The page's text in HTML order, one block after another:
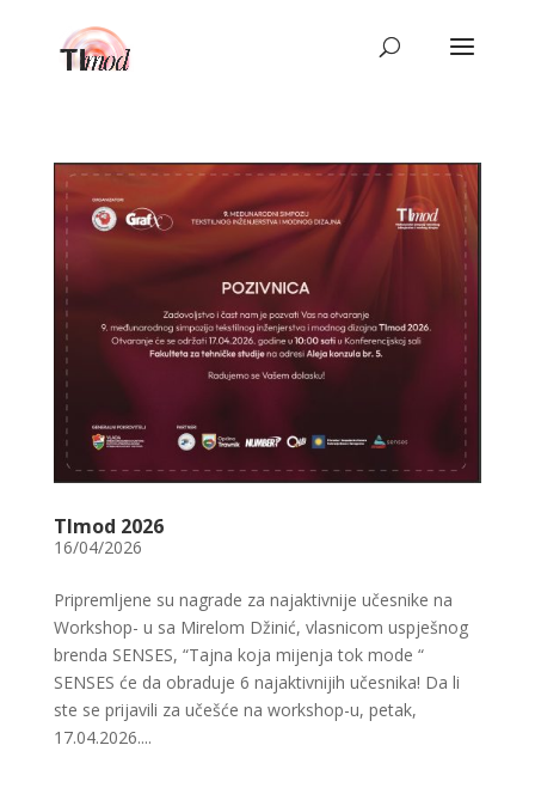
TImod 2026
16/04/2026
Pripremljene su nagrade za najaktivnije učesnike na
Workshop- u sa Mirelom Džinić, vlasnicom uspješnog
brenda SENSES, “Tajna koja mijenja tok mode “
SENSES će da obraduje 6 najaktivnijih učesnika! Da li
ste se prijavili za učešće na workshop-u, petak,
17.04.2026....